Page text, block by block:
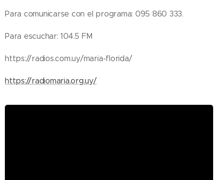
Para comunicarse con el programa: 095 860 333.
Para escuchar: 104.5 FM
https://radios.com.uy/maria-florida/
https://radiomaria.org.uy/